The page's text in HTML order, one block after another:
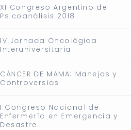
XI Congreso Argentino de
Psicoanálisis 2018
IV Jornada Oncológica
Interuniversitaria
CÁNCER DE MAMA: Manejos y
Controversias
I Congreso Nacional de
Enfermería en Emergencia y
Desastre